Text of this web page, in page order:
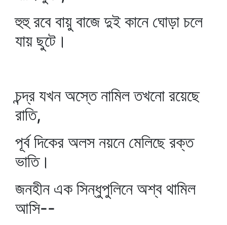
হুহু রবে বায়ু বাজে দুই কানে ঘোড়া চলে
যায় ছুটে।
চন্দ্র যখন অস্তে নামিল তখনো রয়েছে
রাতি,
পূর্ব দিকের অলস নয়নে মেলিছে রক্ত
ভাতি।
জনহীন এক সিন্ধুপুলিনে অশ্ব থামিল
আসি--